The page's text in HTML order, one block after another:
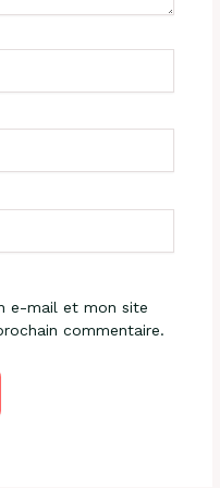
e-mail et mon site
commentaire.